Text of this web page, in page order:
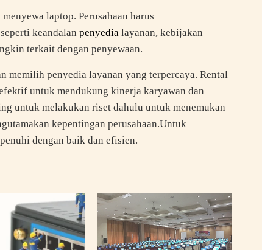
laptop. Perusahaan harus
keandalanpenyedia layanan, kebijakan
terkait dengan penyewaan.
memilih penyedia layanan yang terpercaya. Rental
untuk mendukung kinerja karyawan dan
untuk melakukan riset dahulu untuk menemukan
kepentingan perusahaan.Untuk
dengan baik dan efisien.